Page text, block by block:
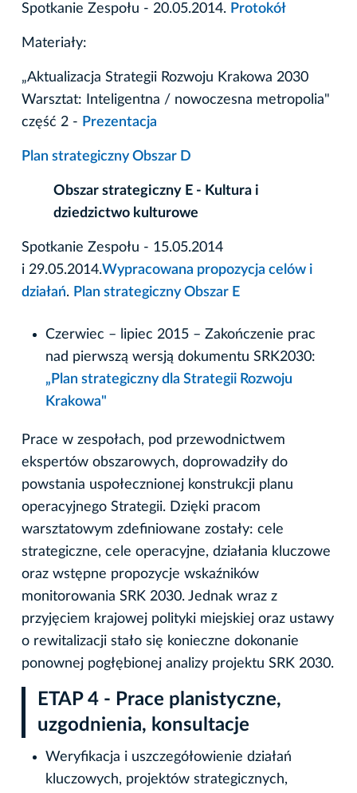
Spotkanie Zespołu - 20.05.2014. Protokół
Materiały:
„Aktualizacja Strategii Rozwoju Krakowa 2030
Warsztat: Inteligentna / nowoczesna metropolia"
część 2 - Prezentacja
Plan strategiczny Obszar D
Obszar strategiczny E - Kultura i
dziedzictwo kulturowe
Spotkanie Zespołu - 15.05.2014
i 29.05.2014.Wypracowana propozycja celów i
działań. Plan strategiczny Obszar E
Czerwiec – lipiec 2015 – Zakończenie prac
nad pierwszą wersją dokumentu SRK2030:
„Plan strategiczny dla Strategii Rozwoju
Krakowa"
Prace w zespołach, pod przewodnictwem
ekspertów obszarowych, doprowadziły do
powstania uspołecznionej konstrukcji planu
operacyjnego Strategii. Dzięki pracom
warsztatowym zdefiniowane zostały: cele
strategiczne, cele operacyjne, działania kluczowe
oraz wstępne propozycje wskaźników
monitorowania SRK 2030. Jednak wraz z
przyjęciem krajowej polityki miejskiej oraz ustawy
o rewitalizacji stało się konieczne dokonanie
ponownej pogłębionej analizy projektu SRK 2030.
ETAP 4 - Prace planistyczne,
uzgodnienia, konsultacje
Weryfikacja i uszczegółowienie działań
kluczowych, projektów strategicznych,